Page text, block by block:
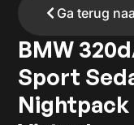
Ga terug
BMW
Sport
Nightpack